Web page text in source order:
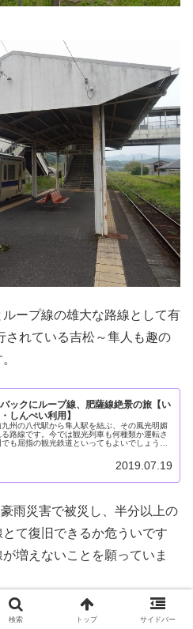
ープ線の雄大な路線として有
されている吉松～隼人も趣の
ックにループ線、肥薩線絶景の旅【い
しんぺい利用】
九州の八代駅から隼人駅を結ぶ、その風光明媚
路線です。今では観光列車も何種類か運転さ
も屈指の観光鉄道といってもよいでしょう。
2019.07.19
雨災害で被災し、半分以上の
て復旧できるか危ういです
増えないことを願っていま
検索 トップ サイドバー